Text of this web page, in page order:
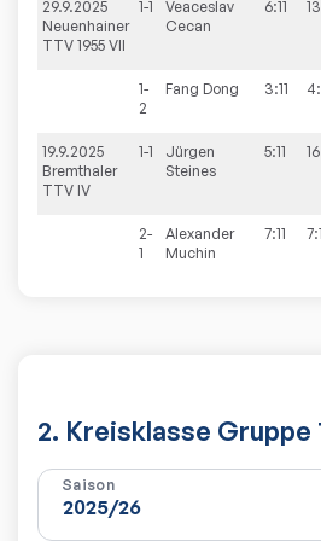
29.9.2025
Neuenhainer
TTV 1955 VII
1-1
Veaceslav
Cecan
6:11
1-
2
Fang Dong 3:11
19.9.2025
Bremthaler
TTV IV
1-1
Jürgen
Steines
5:11
2-
1
Alexander
Muchin
7:11
2. Kreisklasse Gruppe
Saison